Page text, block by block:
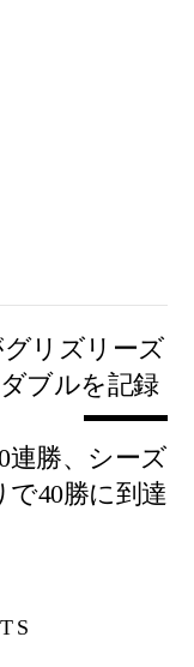
リズリーズ
ブルを記録
連勝、シーズ
で40勝に到達